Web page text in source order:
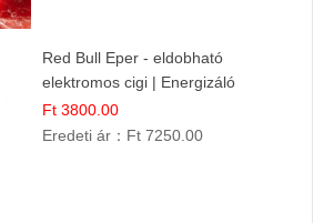
Red Bull Eper - eldobható
elektromos cigi | Energizáló
Gyümölcs Íz
Ft 3800.00
Eredeti ár： Ft 7250.00